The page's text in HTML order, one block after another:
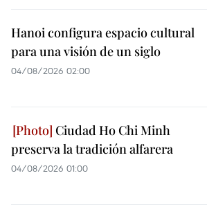
Hanoi configura espacio cultural
para una visión de un siglo
04/08/2026 02:00
Ciudad Ho Chi Minh
preserva la tradición alfarera
04/08/2026 01:00